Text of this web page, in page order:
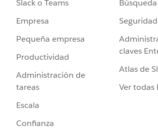
Slack o Teams
Empresa
Pequeña empresa
Productividad
Administración de
tareas
Escala
Confianza
Seguridad
claves
Atlas de
Ver todas